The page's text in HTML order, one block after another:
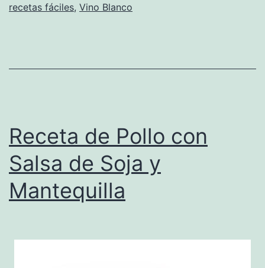
recetas fáciles, Vino Blanco
Receta de Pollo con
Salsa de Soja y
Mantequilla